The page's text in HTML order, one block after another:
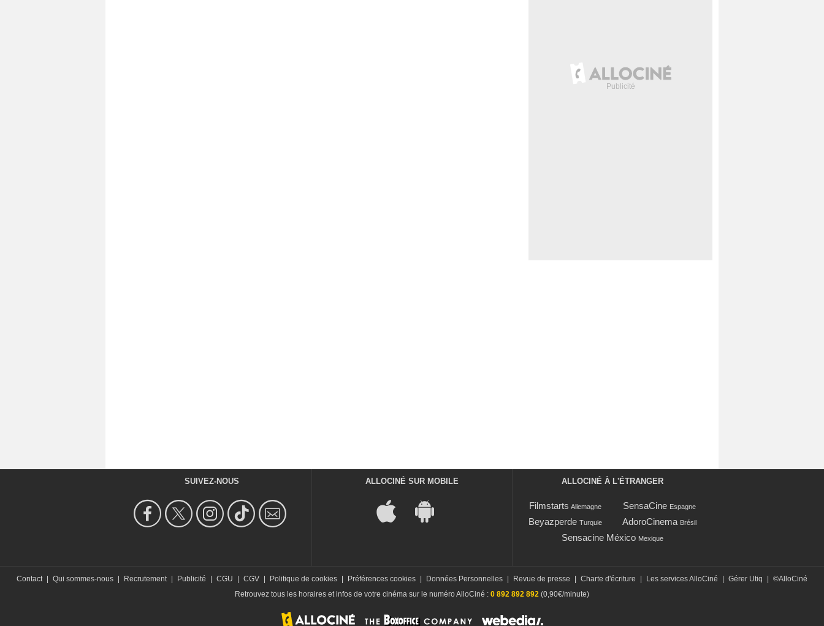
SUIVEZ-NOUS ALLOCINÉ SUR MOBILE ALLOCINÉ À L'ÉTRANGER
Filmstarts Allemagne SensaCine Espagne
Beyazperde Turquie AdoroCinema Brésil
Sensacine México Mexique
Contact Qui sommes-nous Recrutement Publicité CGU CGV Politique de cookies Préférences cookies Données Personnelles Revue de presse Charte d'écriture Les services AlloCiné Gérer Utiq
©AlloCiné
Retrouvez tous les horaires et infos de votre cinéma sur le numéro AlloCiné : 0 892 892 892 (0,90€/minute)